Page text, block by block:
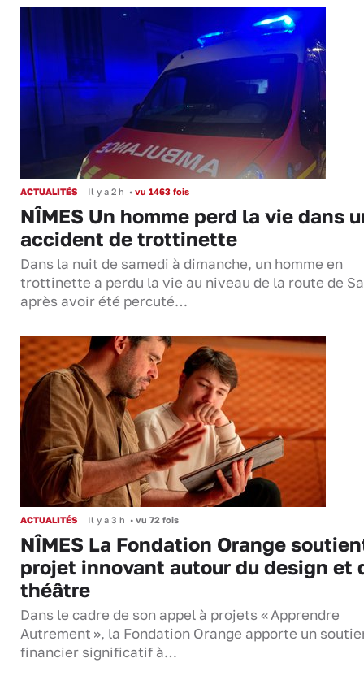
ACTUALITÉS Il y a 2 h • vu 1463 fois
NÎMES Un homme perd la vie dans
accident de trottinette
Dans la nuit de samedi à dimanche, un homme en
trottinette a perdu la vie au niveau de la route de
après avoir été percuté…
ACTUALITÉS Il y a 3 h • vu 72 fois
NÎMES La Fondation Orange
projet innovant autour du design et
théâtre
Dans le cadre de son appel à projets « Apprendre
Autrement », la Fondation Orange apporte un
financier significatif à…